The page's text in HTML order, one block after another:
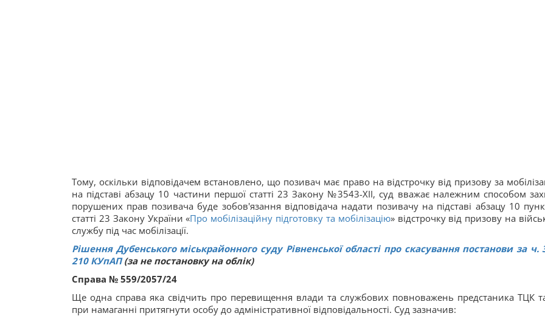
Тому, оскільки відповідачем встановлено, що позивач має право на відстрочку від призову за
на підставі абзацу 10 частини першої статті 23 Закону №3543-XII, суд вважає належним способом
порушених прав позивача буде зобов'язання відповідача надати позивачу на підставі абзацу 10
статті 23 Закону України «Про мобілізаційну підготовку та мобілізацію» відстрочку від призову на
службу під час мобілізації.
Рішення Дубенського міськрайонного суду Рівненської області про скасування постанови за ч.
210 КУпАП(за не постановку на облік)
Справа № 559/2057/24
Ще одна справа яка свідчить про перевищення влади та службових повноважень предстаника ТЦК
при намаганні притягнути особу до адміністративної відповідальності. Суд зазначив: